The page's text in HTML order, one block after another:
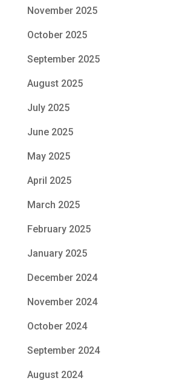
November 2025
October 2025
September 2025
August 2025
July 2025
June 2025
May 2025
April 2025
March 2025
February 2025
January 2025
December 2024
November 2024
October 2024
September 2024
August 2024